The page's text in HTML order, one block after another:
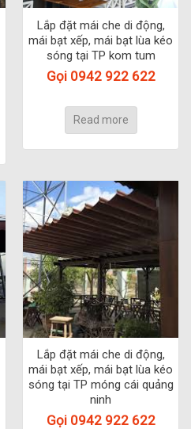
Lắp đặt mái che di động,
mái bạt xếp, mái bạt lùa kéo
sóng tại TP kom tum
Gọi 0942 922 622
Read more
Lắp đặt mái che di động,
mái bạt xếp, mái bạt lùa kéo
sóng tại TP móng cái quảng
ninh
Gọi 0942 922 622